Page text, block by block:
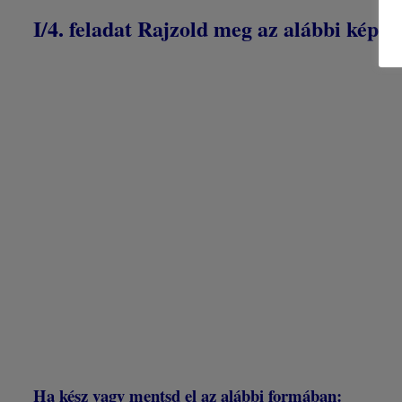
I/4. feladat Rajzold meg az alábbi
Ha kész vagy mentsd el az alábbi formában: